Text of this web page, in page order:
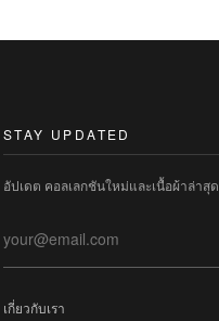
STAY UPDATED
อัปเดต คอลเลกชันใหม่และเนื้อผ้าล่าสุด
เกี่ยวกับเรา